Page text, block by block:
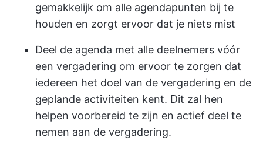
gemakkelijk om alle agendapunten bij te
houden en zorgt ervoor dat je niets mist
Deel de agenda met alle deelnemers vóór
een vergadering om ervoor te zorgen dat
iedereen het doel van de vergadering en de
geplande activiteiten kent. Dit zal hen
helpen voorbereid te zijn en actief deel te
nemen aan de vergadering.